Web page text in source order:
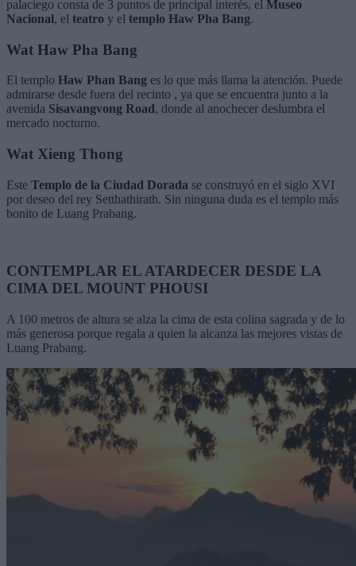
palaciego consta de 3 puntos de principal interés, el Museo
Nacional, el teatro y el templo Haw Pha Bang.
Wat Haw Pha Bang
El templo Haw Phan Bang es lo que más llama la atención. Puede
admirarse desde fuera del recinto , ya que se encuentra junto a la
avenida Sisavangvong Road, donde al anochecer deslumbra el
mercado nocturno.
Wat Xieng Thong
Este Templo de la Ciudad Dorada se construyó en el siglo XVI
por deseo del rey Setthathirath. Sin ninguna duda es el templo más
bonito de Luang Prabang.
CONTEMPLAR EL ATARDECER DESDE LA
CIMA DEL MOUNT PHOUSI
A 100 metros de altura se alza la cima de esta colina sagrada y de lo
más generosa porque regala a quien la alcanza las mejores vistas de
Luang Prabang.